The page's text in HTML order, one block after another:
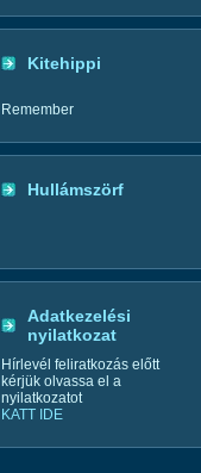
Kitehippi
Remember
Hullámszörf
Adatkezelési
nyilatkozat
Hírlevél feliratkozás előtt
kérjük olvassa el a
nyilatkozatot
KATT IDE